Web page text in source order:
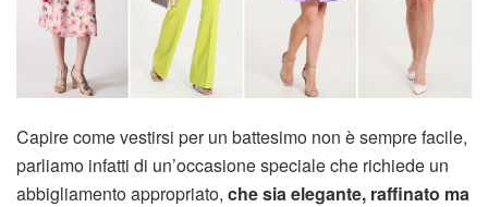
Capire come vestirsi per un battesimo non è sempre facile,
parliamo infatti di un’occasione speciale che richiede un
abbigliamento appropriato, che sia elegante, raffinato ma